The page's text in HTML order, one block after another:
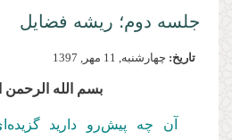
جلسه دوم؛ ریشه فضایل
تاریخ: چهارشنبه, 11 مهر, 1397
بسم الله الرحمن
آن چه پیش‌رو دارید